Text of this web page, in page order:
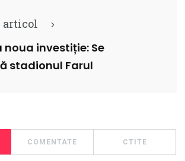
articol
noua investiție: Se
stadionul Farul
COMENTATE CTITE